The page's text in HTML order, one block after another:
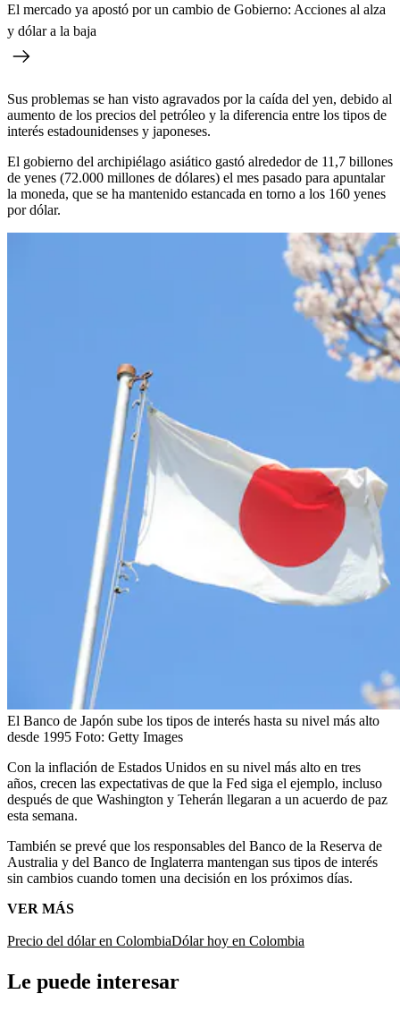
El mercado ya apostó por un cambio de Gobierno: Acciones al alza
y dólar a la baja
Sus problemas se han visto agravados por la caída del yen, debido al
aumento de los precios del petróleo y la diferencia entre los tipos de
interés estadounidenses y japoneses.
El gobierno del archipiélago asiático gastó alrededor de 11,7 billones
de yenes (72.000 millones de dólares) el mes pasado para apuntalar
la moneda, que se ha mantenido estancada en torno a los 160 yenes
por dólar.
El Banco de Japón sube los tipos de interés hasta su nivel más alto
desde 1995 Foto: Getty Images
Con la inflación de Estados Unidos en su nivel más alto en tres
años, crecen las expectativas de que la Fed siga el ejemplo, incluso
después de que Washington y Teherán llegaran a un acuerdo de paz
esta semana.
También se prevé que los responsables del Banco de la Reserva de
Australia y del Banco de Inglaterra mantengan sus tipos de interés
sin cambios cuando tomen una decisión en los próximos días.
VER MÁS
Precio del dólar en ColombiaDólar hoy en Colombia
Le puede interesar